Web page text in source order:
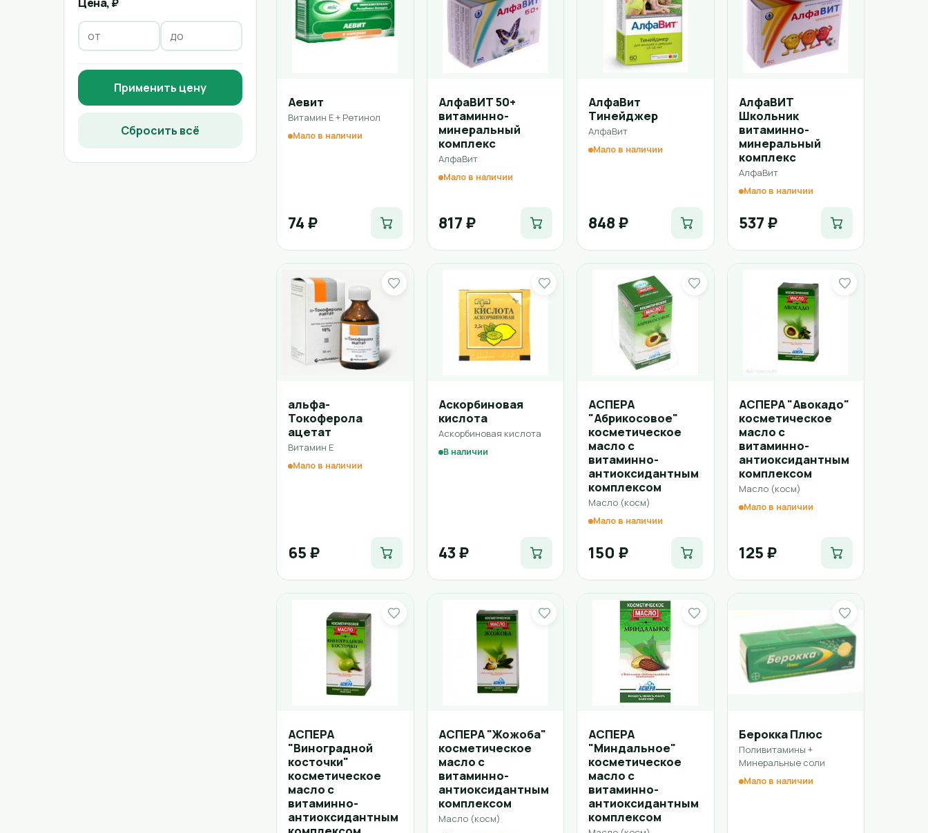
Применить цену
Сбросить всё
Аевит
Витамин Е + Ретинол
Мало в наличии
74 ₽
АлфаВИТ 50+
витаминно-
минеральный
комплекс
АлфаВит
Мало в наличии
817 ₽
АлфаВит
Тинейджер
АлфаВит
Мало в наличии
848 ₽
АлфаВИТ
Школьник
витаминно-
минеральный
комплекс
АлфаВит
Мало в наличии
537 ₽
альфа-
Токоферола
ацетат
Витамин Е
Мало в наличии
65 ₽
Аскорбиновая
кислота
Аскорбиновая кислота
В наличии
43 ₽
АСПЕРА
"Абрикосовое"
косметическое
масло с
витаминно-
антиоксидантным
комплексом
Масло (косм)
Мало в наличии
150 ₽
АСПЕРА "Авокадо"
косметическое
масло с
витаминно-
антиоксидантным
комплексом
Масло (косм)
Мало в наличии
125 ₽
АСПЕРА
"Виноградной
косточки"
косметическое
масло с
витаминно-
антиоксидантным
АСПЕРА "Жожоба"
косметическое
масло с
витаминно-
антиоксидантным
комплексом
Масло (косм)
АСПЕРА
"Миндальное"
косметическое
масло с
витаминно-
антиоксидантным
комплексом
Берокка Плюс
Поливитамины +
Минеральные соли
Мало в наличии